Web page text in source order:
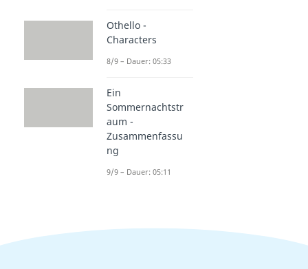
Othello -
Characters
8/9 – Dauer: 05:33
Ein
Sommernachtstr
aum -
Zusammenfassu
ng
9/9 – Dauer: 05:11